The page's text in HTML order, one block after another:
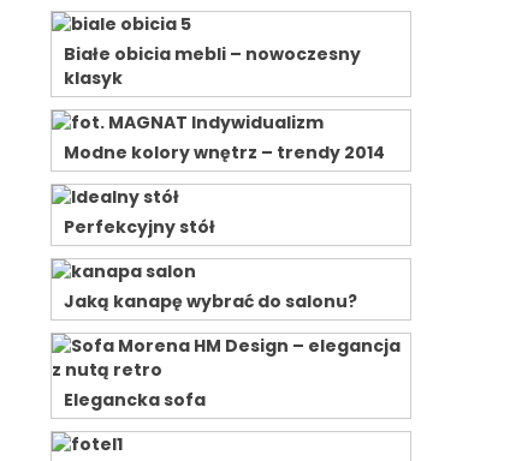
Białe obicia mebli – nowoczesny
klasyk
Modne kolory wnętrz – trendy 2014
Perfekcyjny stół
Jaką kanapę wybrać do salonu?
Elegancka sofa